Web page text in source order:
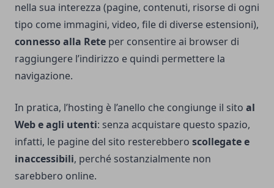
nella sua interezza (pagine, contenuti, risorse di ogni
tipo come immagini, video, file di diverse estensioni),
connesso alla Rete per consentire ai browser di
raggiungere l’indirizzo e quindi permettere la
navigazione.
In pratica, l’hosting è l’anello che congiunge il sito al
Web e agli utenti: senza acquistare questo spazio,
infatti, le pagine del sito resterebbero scollegate e
inaccessibili, perché sostanzialmente non
sarebbero online.